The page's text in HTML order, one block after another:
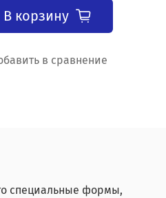
в сравнение
В корзину
специальные формы,